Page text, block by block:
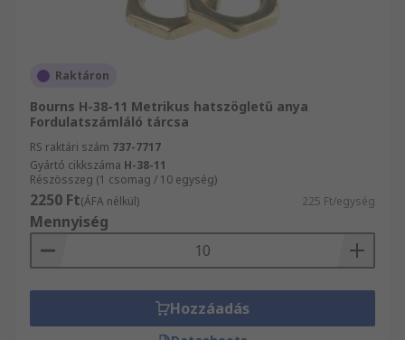
Raktáron
Bourns H-38-11 Metrikus hatszögletű anya
Fordulatszámláló tárcsa
RS raktári szám 737-7717
Gyártó cikkszáma H-38-11
Részösszeg (1 csomag / 10 egység)
2250 Ft(ÁFA nélkül) 225 Ft/egység
Mennyiség
Hozzáadás